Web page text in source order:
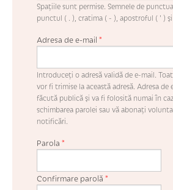
Spaţiile sunt permise. Semnele de
punctul ( . ), cratima ( - ), apostroful ( ' )
Adresa de e-mail *
Introduceţi o adresă validă de e-mail.
vor fi trimise la această adresă. Adresa de
făcută publică şi va fi folosită numai în
schimbarea parolei sau vă abonaţi
notificări.
Parola *
Confirmare parolă *